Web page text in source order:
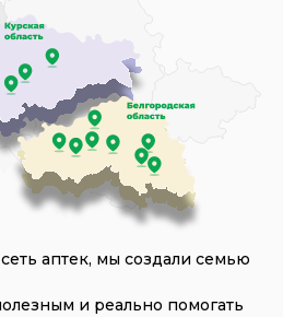
аптек, мы создали семью
и реально помогать